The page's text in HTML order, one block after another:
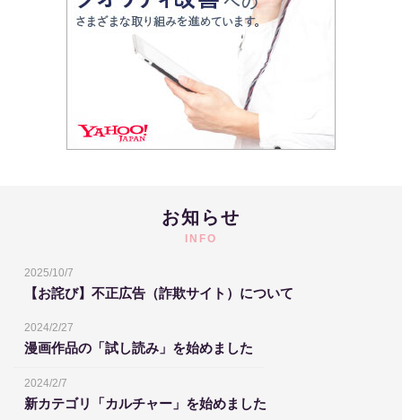
お知らせ
INFO
2025/10/7
【お詫び】不正広告（詐欺サイト）について
2024/2/27
漫画作品の「試し読み」を始めました
2024/2/7
新カテゴリ「カルチャー」を始めました